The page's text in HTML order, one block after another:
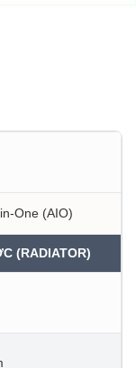
One (AIO)
(RADIATOR)